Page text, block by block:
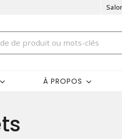
À PROPOS